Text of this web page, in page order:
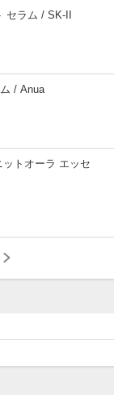
セラム / SK-II
/ Anua
トオーラ エッセ